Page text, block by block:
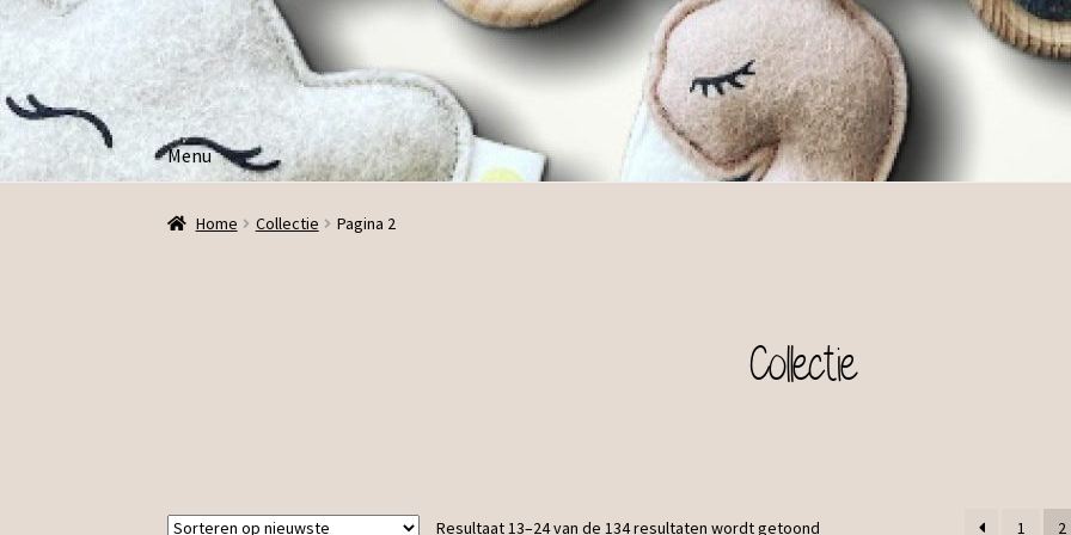
Ga
door
naar
navigatie
Ga
direct
naar
de
inhoud
Menu
Home Collectie Pagina 2
Collectie
Resultaat 13–24 van de 134 resultaten wordt getoond 1 2